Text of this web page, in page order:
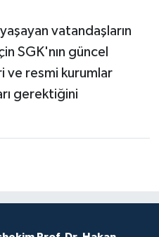
vatandaşların
SGK'nın güncel
ve resmi kurumlar
gerektiğini